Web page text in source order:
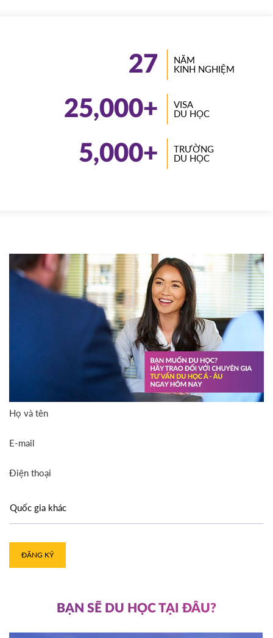
27
NĂM
KINH NGHIỆM
25,000+
VISA
DU HỌC
5,000+
TRƯỜNG
DU HỌC
Họ và tên
E-mail
Điện thoại
ĐĂNG KÝ
BẠN SẼ DU HỌC TẠI ĐÂU?